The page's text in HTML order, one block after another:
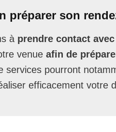
préparer son
à prendre contact
venue afin de
services pourront
efficacement votre